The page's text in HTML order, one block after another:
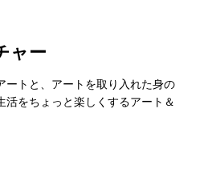
ャー
ートと、アートを取り入れた身の
活をちょっと楽しくするアート＆